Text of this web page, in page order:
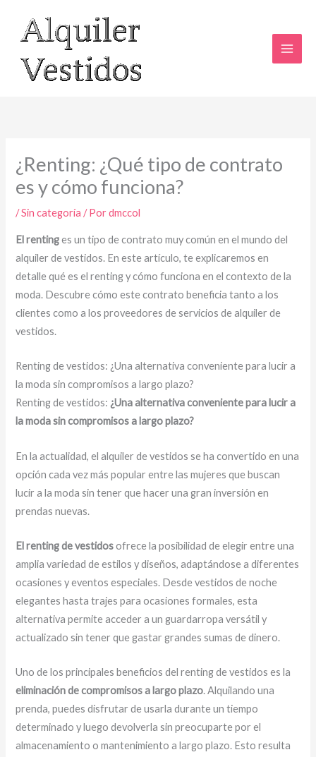
contenido
¿Renting: ¿Qué tipo de contrato
es y cómo funciona?
/Sin categoría / Pordmccol
El rentinges un tipo de contrato muy común en el mundo del
alquiler de vestidos. En este artículo, te explicaremos en
detalle qué es el renting y cómo funciona en el contexto de la
moda. Descubre cómo este contrato beneficia tanto a los
clientes como a los proveedores de servicios de alquiler de
vestidos.
Renting de vestidos: ¿Una alternativa conveniente para lucir a
la moda sin compromisos a largo plazo?
Renting de vestidos: ¿Una alternativa conveniente para lucir a
la moda sin compromisos a largo plazo?
En la actualidad, el alquiler de vestidos se ha convertido en una
opción cada vez más popular entre las mujeres que buscan
lucir a la moda sin tener que hacer una gran inversión en
prendas nuevas.
El renting de vestidosofrece la posibilidad de elegir entre una
amplia variedad de estilos y diseños, adaptándose a diferentes
ocasiones y eventos especiales. Desde vestidos de noche
elegantes hasta trajes para ocasiones formales, esta
alternativa permite acceder a un guardarropa versátil y
actualizado sin tener que gastar grandes sumas de dinero.
Uno de los principales beneficios del renting de vestidos es la
eliminación de compromisos a largo plazo. Alquilando una
prenda, puedes disfrutar de usarla durante un tiempo
determinado y luego devolverla sin preocuparte por el
almacenamiento o mantenimiento a largo plazo. Esto resulta